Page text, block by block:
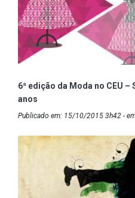
6ª edição da Moda no CEU –
anos
Publicado em: 15/10/2015 3h42 - em